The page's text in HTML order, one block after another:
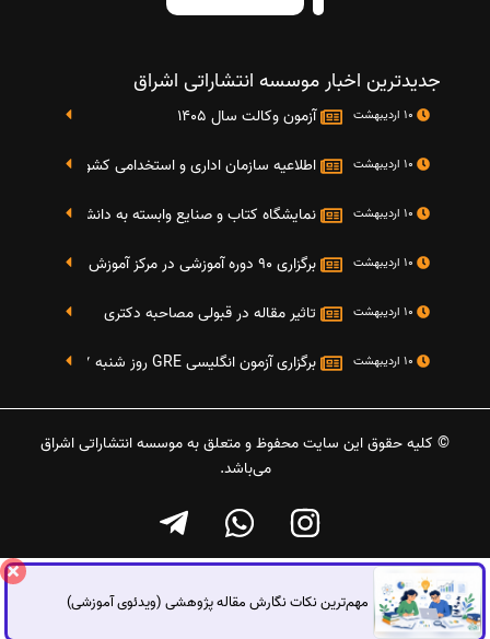
جدیدترین اخبار موسسه انتشاراتی اشراق
آزمون وکالت سال 1405
اطلاعیه سازمان اداری و استخدامی کشور در خصوص
نمایشگاه کتاب و صنایع وابسته به دانشگاه صنعتی شریف 4 الی 8 مهر
برگزاری 90 دوره آموزشی در مرکز آموزش فرهنگی دانشگاه علامه
تاثیر مقاله در قبولی مصاحبه دکتری
برگزاری آزمون انگلیسی GRE روز شنبه 27 شهریور(مقارن با 17 سپتامبر 2016)
© کلیه حقوق این سایت محفوظ و متعلق به موسسه انتشاراتی اشراق
می‌باشد.
مهم‌ترین نکات نگارش مقاله پژوهشی (ویدئوی آموزشی)
گفتگوی آنلاین